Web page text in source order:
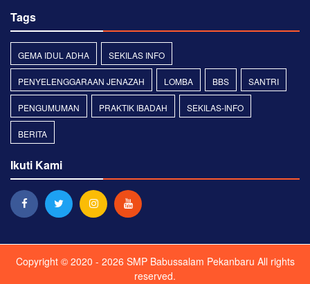
Tags
GEMA IDUL ADHA SEKILAS INFO
PENYELENGGARAAN JENAZAH LOMBA BBS SANTRI
PENGUMUMAN PRAKTIK IBADAH SEKILAS-INFO
BERITA
Ikuti Kami
Copyright © 2020 - 2026 SMP Babussalam Pekanbaru All rights
reserved.